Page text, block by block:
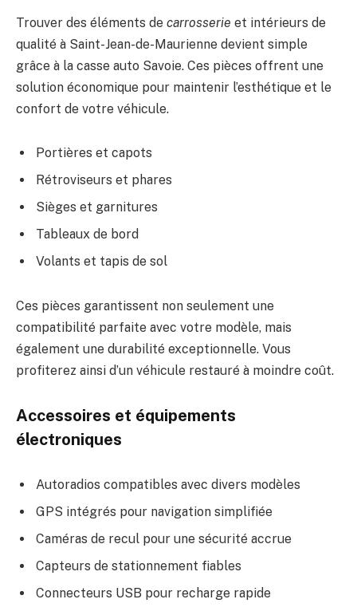
Trouver des éléments de carrosserie et intérieurs de
qualité à Saint-Jean-de-Maurienne devient simple
grâce à la casse auto Savoie. Ces pièces offrent une
solution économique pour maintenir l’esthétique et le
confort de votre véhicule.
Portières et capots
Rétroviseurs et phares
Sièges et garnitures
Tableaux de bord
Volants et tapis de sol
Ces pièces garantissent non seulement une
compatibilité parfaite avec votre modèle, mais
également une durabilité exceptionnelle. Vous
profiterez ainsi d’un véhicule restauré à moindre coût.
Accessoires et équipements
électroniques
Autoradios compatibles avec divers modèles
GPS intégrés pour navigation simplifiée
Caméras de recul pour une sécurité accrue
Capteurs de stationnement fiables
Connecteurs USB pour recharge rapide